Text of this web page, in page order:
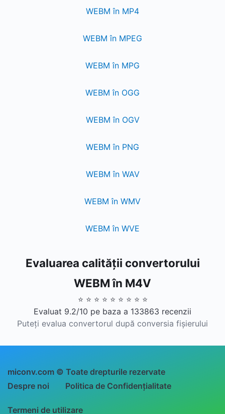
WEBM în MP4
WEBM în MPEG
WEBM în MPG
WEBM în OGG
WEBM în OGV
WEBM în PNG
WEBM în WAV
WEBM în WMV
WEBM în WVE
Evaluarea calității convertorului
WEBM în M4V
⭐ ⭐ ⭐ ⭐ ⭐ ⭐ ⭐ ⭐ ⭐
Evaluat 9.2/10 pe baza a 133863 recenzii
Puteți evalua convertorul după conversia fișierului
miconv.com © Toate drepturile rezervate
Despre noi
Politica de Confidențialitate
Termeni de utilizare